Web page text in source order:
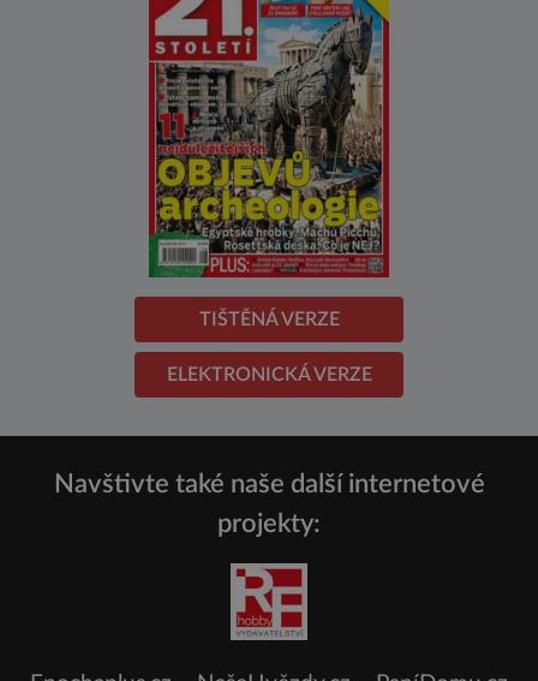
TIŠTĚNÁ VERZE
ELEKTRONICKÁ VERZE
Navštivte také naše další internetové
projekty: